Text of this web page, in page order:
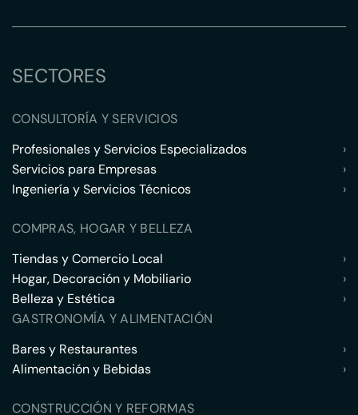
SECTORES
CONSULTORÍA Y SERVICIOS
Profesionales y Servicios Especializados
›
Servicios para Empresas
›
Ingeniería y Servicios Técnicos
›
COMPRAS, HOGAR Y BELLEZA
Tiendas y Comercio Local
›
Hogar, Decoración y Mobiliario
›
Belleza y Estética
›
GASTRONOMÍA Y ALIMENTACIÓN
Bares y Restaurantes
›
Alimentación y Bebidas
›
CONSTRUCCIÓN Y REFORMAS